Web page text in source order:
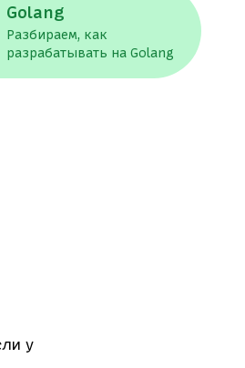
Golang
Разбираем, как
разрабатывать на Golang
у